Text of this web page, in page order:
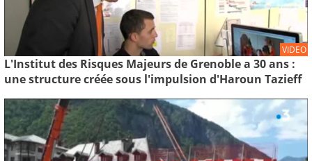
VIDEO
L'Institut des Risques Majeurs de Grenoble a 30 ans :
une structure créée sous l'impulsion d'Haroun Tazieff